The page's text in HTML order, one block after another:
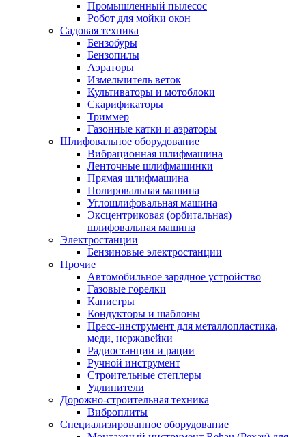
Промышленный пылесос
Робот для мойки окон
Садовая техника
Бензобуры
Бензопилы
Аэраторы
Измельчитель веток
Культиваторы и мотоблоки
Скарификаторы
Триммер
Газонные катки и аэраторы
Шлифовальное оборудование
Вибрационная шлифмашина
Ленточные шлифмашинки
Прямая шлифмашина
Полировальная машина
Углошлифовальная машина
Эксцентриковая (орбитальная)
шлифовальная машина
Электростанции
Бензиновые электростанции
Прочие
Автомобильное зарядное устройство
Газовые горелки
Канистры
Кондукторы и шаблоны
Пресс-инструмент для металлопластика,
меди, нержавейки
Радиостанции и рации
Ручной инструмент
Строительные степлеры
Удлинители
Дорожно-строительная техника
Виброплиты
Специализированное оборудование